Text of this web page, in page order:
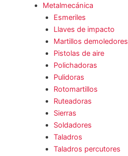
Metalmecánica
Esmeriles
Llaves de impacto
Martillos demoledores
Pistolas de aire
Polichadoras
Pulidoras
Rotomartillos
Ruteadoras
Sierras
Soldadores
Taladros
Taladros percutores